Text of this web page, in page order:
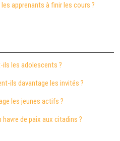
apprenants à finir les cours ?
les adolescents ?
ils davantage les invités ?
les jeunes actifs ?
de paix aux citadins ?